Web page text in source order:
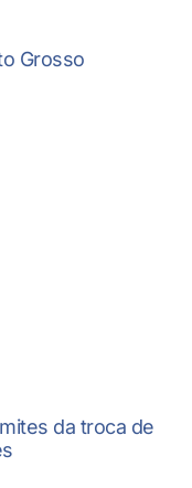
Grosso
da troca de